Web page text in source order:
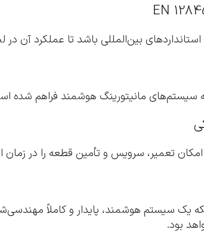
بین‌المللی باشد تا عملکرد آن
سیستم‌های مانیتورینگ هوشمند فراهم شده
امکان تعمیر، سرویس و تأمین قطعه را در زمان
سیستم هوشمند، پایدار و کاملاً
بود.